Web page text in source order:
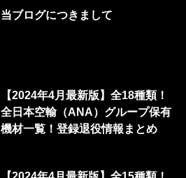
当ブログにつきまして
【2024年4月最新版】全18種類！
全日本空輸（ANA）グループ保有
機材一覧！登録退役情報まとめ